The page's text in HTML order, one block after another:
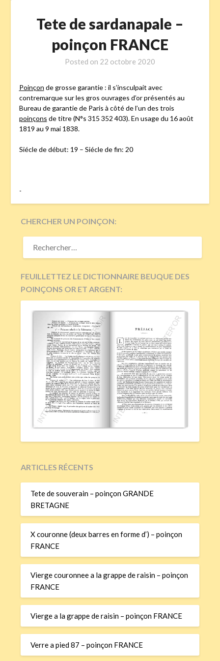
Tete de sardanapale –
poinçon FRANCE
Posted on 22 octobre 2020
Poinçon de grosse garantie : il s’insculpait avec
contremarque sur les gros ouvrages d’or présentés au
Bureau de garantie de Paris à côté de l’un des trois
poinçons de titre (N°s 315 352 403). En usage du 16 août
1819 au 9 mai 1838.
Siécle de début: 19 – Siécle de fin: 20
-
CHERCHER UN POINÇON:
RECHERCHER :
FEUILLETTEZ LE DICTIONNAIRE BEUQUE DES
POINÇONS OR ET ARGENT:
ARTICLES RÉCENTS
Tete de souverain – poinçon GRANDE
BRETAGNE
X couronne (deux barres en forme d’) – poinçon
FRANCE
Vierge couronnee a la grappe de raisin – poinçon
FRANCE
Vierge a la grappe de raisin – poinçon FRANCE
Verre a pied 87 – poinçon FRANCE